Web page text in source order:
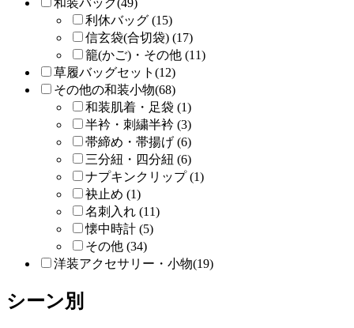
利休バッグ (15)
信玄袋(合切袋) (17)
籠(かご)・その他 (11)
草履バッグセット(12)
その他の和装小物(68)
和装肌着・足袋 (1)
半衿・刺繍半衿 (3)
帯締め・帯揚げ (6)
三分紐・四分紐 (6)
ナプキンクリップ (1)
袂止め (1)
名刺入れ (11)
懐中時計 (5)
その他 (34)
洋装アクセサリー・小物(19)
シーン別